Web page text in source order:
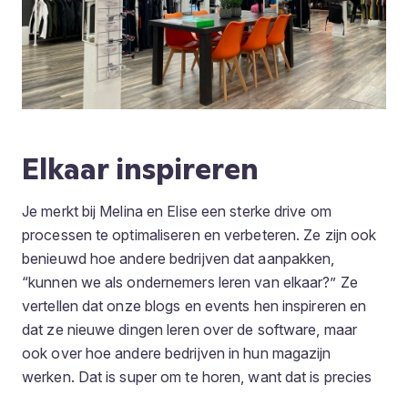
Elkaar inspireren
Je merkt bij Melina en Elise een sterke drive om
processen te optimaliseren en verbeteren. Ze zijn ook
benieuwd hoe andere bedrijven dat aanpakken,
“kunnen we als ondernemers leren van elkaar?” Ze
vertellen dat onze blogs en events hen inspireren en
dat ze nieuwe dingen leren over de software, maar
ook over hoe andere bedrijven in hun magazijn
werken. Dat is super om te horen, want dat is precies